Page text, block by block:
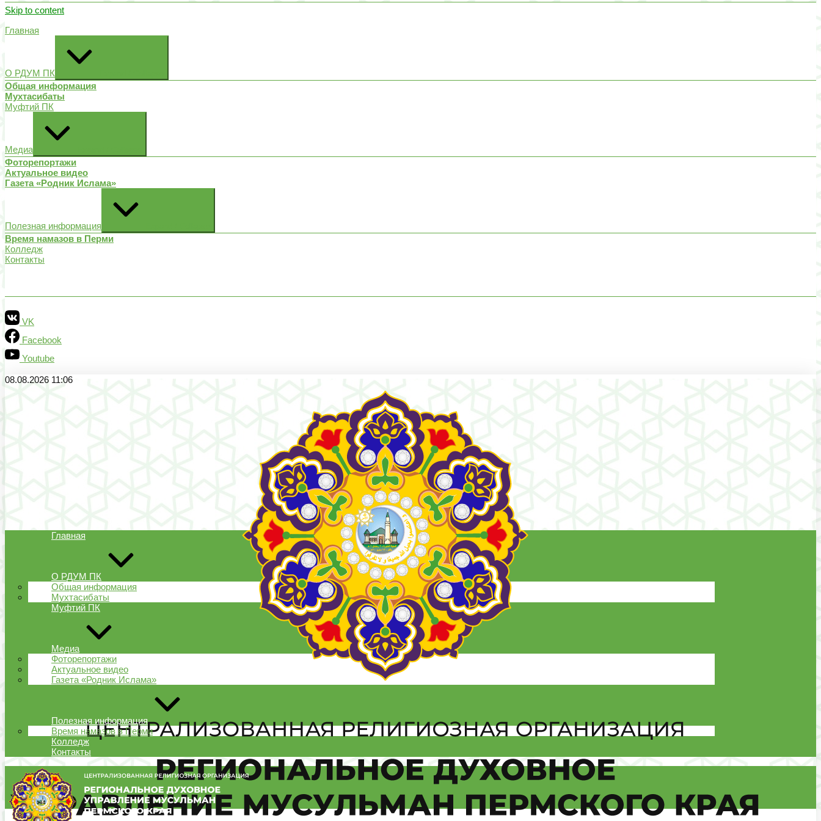
Skip to content
Главная
О РДУМ ПК
Общая информация
Мухтасибаты
Муфтий ПК
Медиа
Фоторепортажи
Актуальное видео
Газета «Родник Ислама»
Полезная информация
Время намазов в Перми
Колледж
Контакты
VK
Facebook
Youtube
08.08.2026 11:06
Главная
О РДУМ ПК
Общая информация
Мухтасибаты
Муфтий ПК
Медиа
Фоторепортажи
Актуальное видео
Газета «Родник Ислама»
Полезная информация
Время намазов в Перми
Колледж
Контакты